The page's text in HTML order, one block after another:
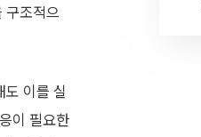
구조적으
도 이를 실
이 필요한